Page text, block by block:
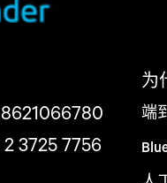
3725 7756
为
端